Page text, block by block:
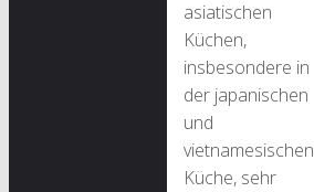
asiatischen
Küchen,
insbesondere in
der japanischen
und
vietnamesischen
Küche, sehr